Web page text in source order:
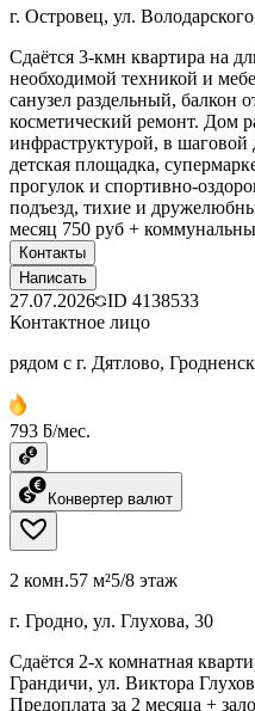
г. Островец, ул.
Сдаётся 3-кмн квартира на
необходимой техникой и
санузел раздельный, балкон
косметический ремонт. Дом
инфраструктурой, в шаговой
детская площадка,
прогулок и спортивно-
подъезд, тихие и
месяц 750 руб +
Контакты
Написать
27.07.2026 ID 4138533
Контактное лицо
рядом с г. Дятлово,
793 ƃ/мес.
Конвертер валют
2 комн.57 м²5/8 этаж
г. Гродно, ул. Глухова, 30
Сдаётся 2-х комнатная
Грандичи, ул. Виктора
Предоплата за 2 месяца +